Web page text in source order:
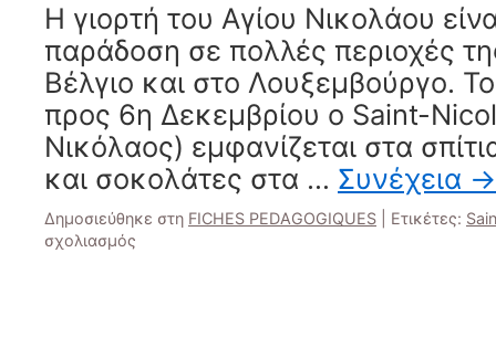
Η γιορτή του Αγίου Νικολάου
παράδοση σε πολλές περιοχές
Βέλγιο και στο Λουξεμβούργο.
προς 6η Δεκεμβρίου ο Saint-
Νικόλαος) εμφανίζεται στα
και σοκολάτες στα … Συνέχεια →
Δημοσιεύθηκε στη FICHES PEDAGOGIQUES Ετικέτες:
σχολιασμός